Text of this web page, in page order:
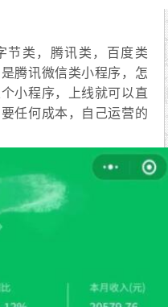
节类，腾讯类，百度类
腾讯微信类小程序，怎
小程序，上线就可以直
任何成本，自己运营的